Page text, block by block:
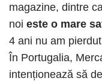
magazine, dintre
noi este o mare
4 ani nu am
În Portugalia,
intenționează să